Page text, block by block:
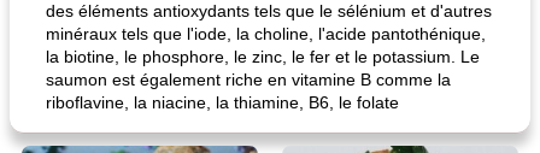
des éléments antioxydants tels que le sélénium et d'autres
minéraux tels que l'iode, la choline, l'acide pantothénique,
la biotine, le phosphore, le zinc, le fer et le potassium. Le
saumon est également riche en vitamine B comme la
riboflavine, la niacine, la thiamine, B6, le folate